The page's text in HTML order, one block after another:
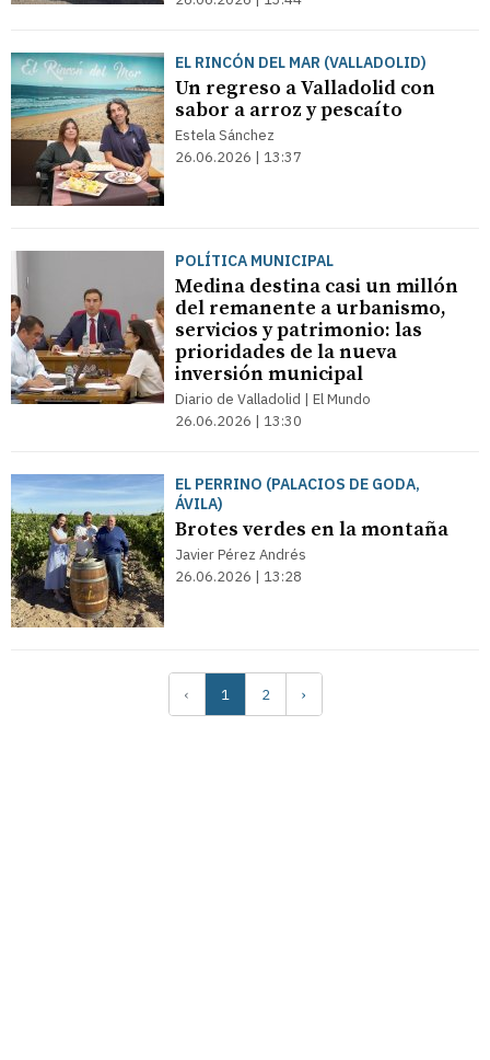
EL RINCÓN DEL MAR (VALLADOLID)
Un regreso a Valladolid con
sabor a arroz y pescaíto
Estela Sánchez
26.06.2026 | 13:37
POLÍTICA MUNICIPAL
Medina destina casi un millón
del remanente a urbanismo,
servicios y patrimonio: las
prioridades de la nueva
inversión municipal
Diario de Valladolid | El Mundo
26.06.2026 | 13:30
EL PERRINO (PALACIOS DE GODA,
ÁVILA)
Brotes verdes en la montaña
Javier Pérez Andrés
26.06.2026 | 13:28
‹ 1 2 ›